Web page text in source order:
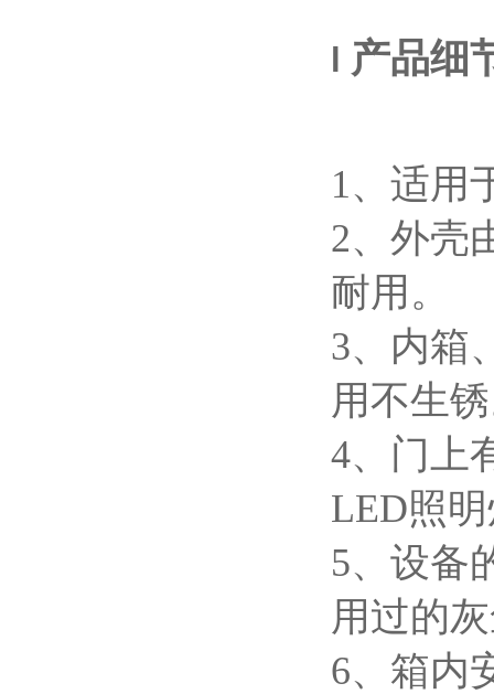
产品细
1、适用
2、外壳
耐用。
3、内箱
用不生
4、门上
LED照
5、设备
用过的
6、箱内